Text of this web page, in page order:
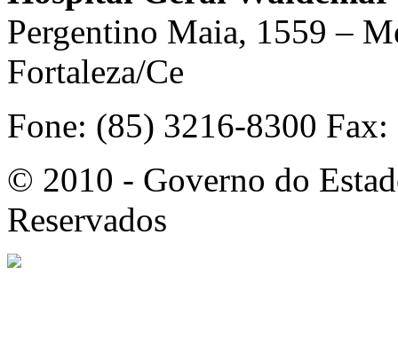
Pergentino Maia, 1559 –
Fortaleza/Ce
Fone: (85) 3216-8300
© 2010 - Governo do
Reservados